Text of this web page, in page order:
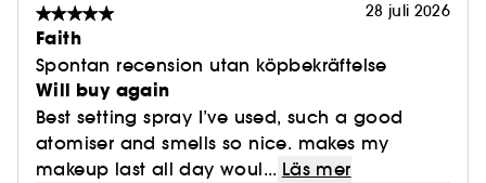
28 juli 2026
Faith
Spontan recension utan köpbekräftelse
Will buy again
Best setting spray I’ve used, such a good
atomiser and smells so nice. makes my
makeup last all day woul... Läs mer